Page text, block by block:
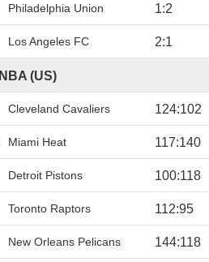
Philadelphia Union 1:2
Los Angeles FC 2:1
NBA (US)
Cleveland Cavaliers 124:102
Miami Heat 117:140
Detroit Pistons 100:118
Toronto Raptors 112:95
New Orleans Pelicans 144:118